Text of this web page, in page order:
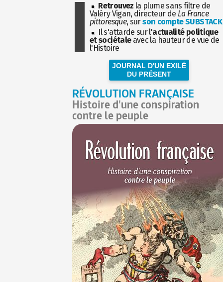
Retrouvez la plume sans filtre de
Valéry Vigan, directeur de La France
pittoresque, surson compte SUBSTACK
Il s'attarde sur l'actualité politique
et sociétaleavec la hauteur de vue de
l'Histoire
JOURNAL D'UN EXILÉ
DU PRÉSENT
RÉVOLUTION FRANÇAISE
Histoire d'une conspiration
contre le peuple